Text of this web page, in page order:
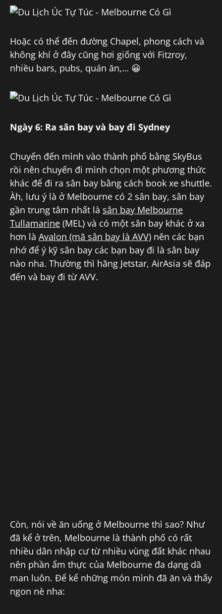
Hoặc có thể đến đường Chapel, phong cách và
không khí ở đây cũng hơi giống với Fitzroy,
nhiều bars, pubs, quán ăn,… 😀
Ngày 6: Ra sân bay và bay đi Sydney
Chuyến đến mình vào thành phố bằng SkyBus
rồi nên chuyến đi mình chọn một phương thức
khác để đi ra sân bay bằng cách book xe shuttle.
Àh, lưu ý là ở Melbourne có 2 sân bay, sân bay
gần trung tâm nhất là sân bay Melbourne
Tullamarine (MEL) và có một sân bay khác ở xa
hơn là Avalon (mã sân bay là AVV) nên các bạn
nhớ để ý kỹ sân bay các bạn bay đi là sân bay
nào nha. Thường thì hãng Jetstar, AirAsia sẽ đáp
đến và bay đi từ AVV.
Còn, nói về ăn uống ở Melbourne thì sao? Như
đã kể ở trên, Melbourne là thành phố có rất
nhiều dân nhập cư từ nhiều vùng đất khác nhau
nên phần ẩm thực của Melbourne đa dạng dã
man luôn. Để kể những món mình đã ăn và thấy
ngon nè nha: